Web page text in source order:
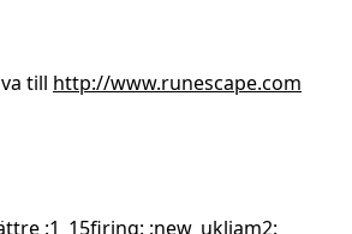
till http://www.runescape.com
:1_15firing: :new_ukliam2: